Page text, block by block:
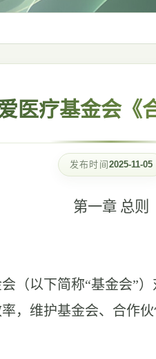
医疗基金会《
发布时间 2025-11-05
第一章 总则
（以下简称“基金会”
，维护基金会、合作